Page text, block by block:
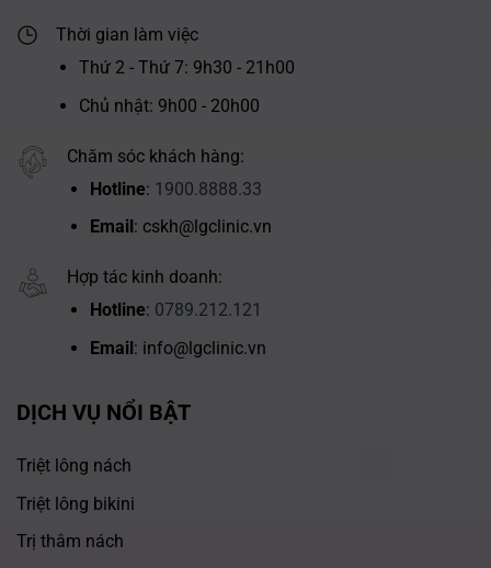
Thời gian làm việc
Thứ 2 - Thứ 7: 9h30 - 21h00
Chủ nhật: 9h00 - 20h00
Chăm sóc khách hàng:
Hotline: 1900.8888.33
Email: cskh@lgclinic.vn
Hợp tác kinh doanh:
Hotline: 0789.212.121
Email: info@lgclinic.vn
DỊCH VỤ NỔI BẬT
Triệt lông nách
Triệt lông bikini
Trị thâm nách